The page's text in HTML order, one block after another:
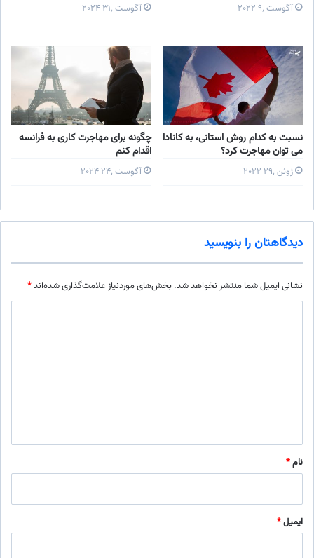
آگوست ۹٬ ۲۰۲۲ آگوست ۳۱٬ ۲۰۲۴
نسبت به کدام روش استانی، به کانادا
می توان مهاجرت کرد؟
ژوئن ۲۹٬ ۲۰۲۲
چگونه برای مهاجرت کاری به فرانسه
اقدام کنم
آگوست ۲۴٬ ۲۰۲۴
دیدگاهتان را بنویسید
نشانی ایمیل شما منتشر نخواهد شد. بخش‌های موردنیاز علامت‌گذاری شده‌اند*
نام*
ایمیل*